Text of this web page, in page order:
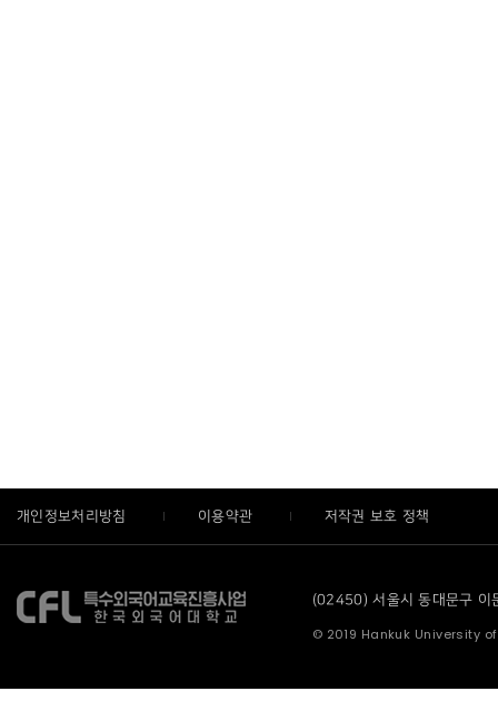
개인정보처리방침 이용약관 저작권 보호 정책
(02450) 서울시 동대문구
© 2019 Hankuk University